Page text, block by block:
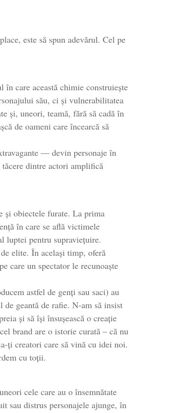
este să spun adevărul. Cel pe
care această chimie construiește
său, ci și vulnerabilitatea
și, uneori, teamă, fără să cadă în
de oameni care încearcă să
— devin personaje în
dintre actori amplifică
și obiectele furate. La prima
în care se află victimele
luptei pentru supraviețuire.
elite. În același timp, oferă
care un spectator le recunoaște
astfel de genți sau saci) au
geantă de rafie. N-am să insist
și să își însușească o creație
brand are o istorie curată – că nu
ți creatori care să vină cu idei noi.
cu toții.
cele care au o însemnătate
sau distrus personajele ajunge, în